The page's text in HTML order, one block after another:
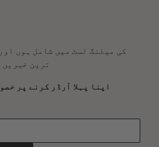
ترین
اپنا پہلا آرڈر کرنے پر